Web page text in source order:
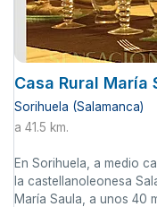
Casa Rural María
Sorihuela (Salamanca)
a 41.5 km.
En Sorihuela, a medio
la castellanoleonesa
María Saula, a unos 40